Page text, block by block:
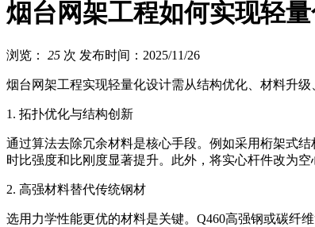
烟台网架工程如何实现轻
浏览： 25 次 发布时间：2025/11/26
烟台网架工程实现轻量化设计需从结构优化、材料升
1. 拓扑优化与结构创新
通过算法去除冗余材料是核心手段。例如采用桁架式
时比强度和比刚度显著提升。此外，将实心杆件改为
2. 高强材料替代传统钢材
选用力学性能更优的材料是关键。Q460高强钢或碳纤